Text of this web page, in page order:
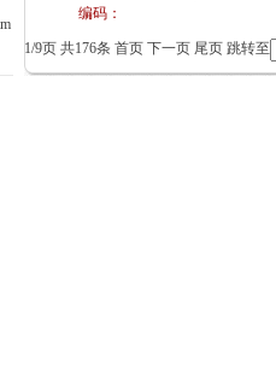
编码：
1/9页 共176条 首页 下一页 尾页 跳转至